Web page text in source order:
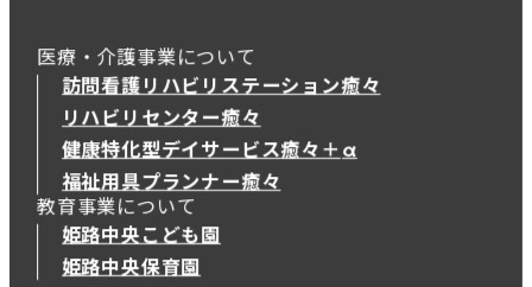
医療・介護事業について
訪問看護リハビリステーション癒々
リハビリセンター癒々
健康特化型デイサービス癒々＋ α
健康特化型デイサービス癒々＋
福祉用具プランナー癒々
教育事業について
姫路中央こども園
姫路中央保育園